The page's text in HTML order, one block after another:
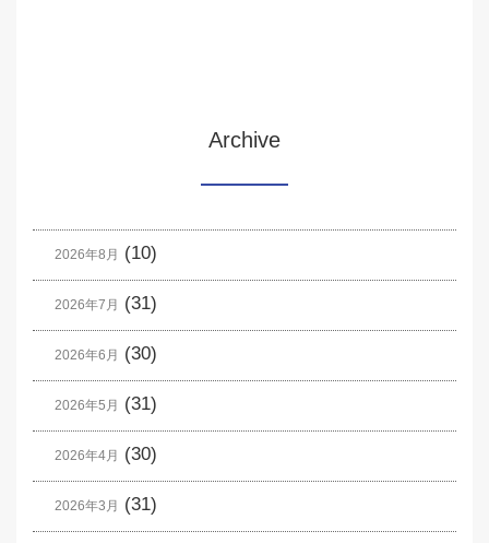
Archive
2026年8月 (10)
2026年7月 (31)
2026年6月 (30)
2026年5月 (31)
2026年4月 (30)
2026年3月 (31)